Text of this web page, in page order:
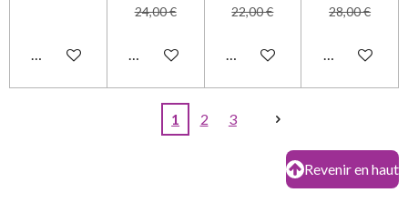
Ajouter au panier
24,00 €
Ajouter au panier
22,00 €
Ajouter au panier
28,00 €
Ajouter au
1 2 3
Revenir en haut